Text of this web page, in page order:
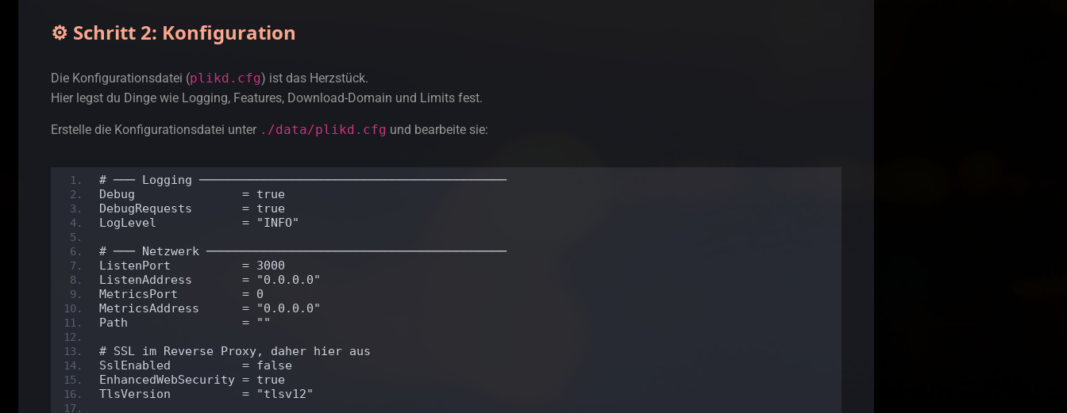
⚙️ Schritt 2: Konfiguration
Die Konfigurationsdatei (plikd.cfg) ist das Herzstück.
Hier legst du Dinge wie Logging, Features, Download-Domain und Limits fest.
Erstelle die Konfigurationsdatei unter ./data/plikd.cfg und bearbeite sie:
# ─── Logging ───────────────────────────────────────────
Debug               = true
DebugRequests       = true
LogLevel            = "INFO"
# ─── Netzwerk ──────────────────────────────────────────
ListenPort          = 3000
ListenAddress       = "0.0.0.0"
MetricsPort         = 0
MetricsAddress      = "0.0.0.0"
Path                = ""
# SSL im Reverse Proxy, daher hier aus
SslEnabled          = false
EnhancedWebSecurity = true
TlsVersion          = "tlsv12"